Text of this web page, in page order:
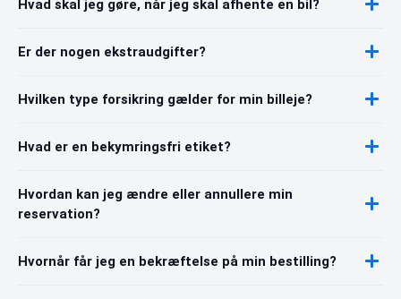
Hvad skal jeg gøre, når jeg skal afhente en bil?
Er der nogen ekstraudgifter?
Hvilken type forsikring gælder for min billeje?
Hvad er en bekymringsfri etiket?
Hvordan kan jeg ændre eller annullere min
reservation?
Hvornår får jeg en bekræftelse på min bestilling?